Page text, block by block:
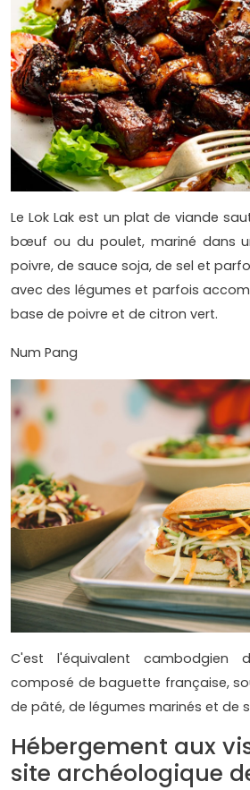
Le Lok Lak est un plat de viande
bœuf ou du poulet, mariné dans
poivre, de sauce soja, de sel et
avec des légumes et parfois
base de poivre et de citron vert.
Num Pang
C'est l'équivalent cambodgien
composé de baguette française,
de pâté, de légumes marinés et de
Hébergement aux
site archéologique